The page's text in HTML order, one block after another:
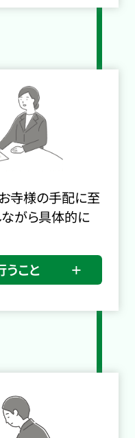
寺様の手配に至
ながら具体的に
うこと